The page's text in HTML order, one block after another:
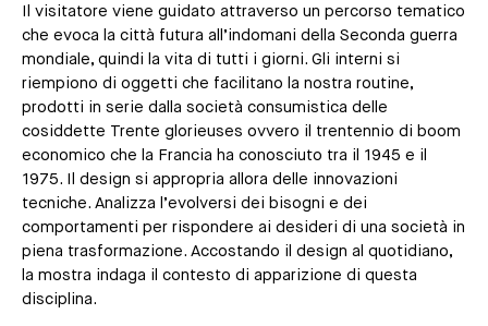
Il visitatore viene guidato attraverso un percorso tematico
che evoca la città futura all’indomani della Seconda guerra
mondiale, quindi la vita di tutti i giorni. Gli interni si
riempiono di oggetti che facilitano la nostra routine,
prodotti in serie dalla società consumistica delle
cosiddette Trente glorieuses ovvero il trentennio di boom
economico che la Francia ha conosciuto tra il 1945 e il
1975. Il design si appropria allora delle innovazioni
tecniche. Analizza l’evolversi dei bisogni e dei
comportamenti per rispondere ai desideri di una società in
piena trasformazione. Accostando il design al quotidiano,
la mostra indaga il contesto di apparizione di questa
disciplina.